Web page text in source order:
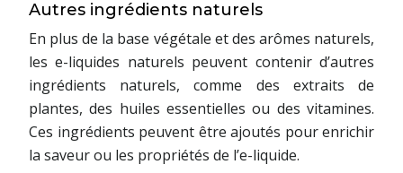
Autres ingrédients naturels
En plus de la base végétale et des arômes naturels,
les e-liquides naturels peuvent contenir d’autres
ingrédients naturels, comme des extraits de
plantes, des huiles essentielles ou des vitamines.
Ces ingrédients peuvent être ajoutés pour enrichir
la saveur ou les propriétés de l’e-liquide.